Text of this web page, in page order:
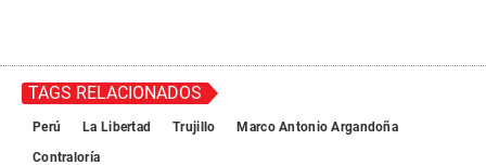
TAGS RELACIONADOS
Perú La Libertad Trujillo
Marco Antonio Argandoña
Contraloría